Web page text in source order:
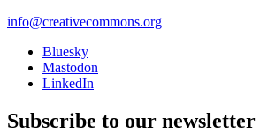
info@creativecommons.org
Bluesky
Mastodon
LinkedIn
Subscribe to our newsletter